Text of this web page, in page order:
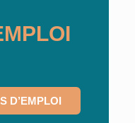
D’EMPLOI